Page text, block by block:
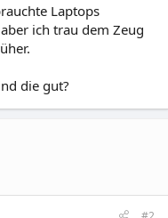
Laptops
ich trau dem Zeug
die gut?